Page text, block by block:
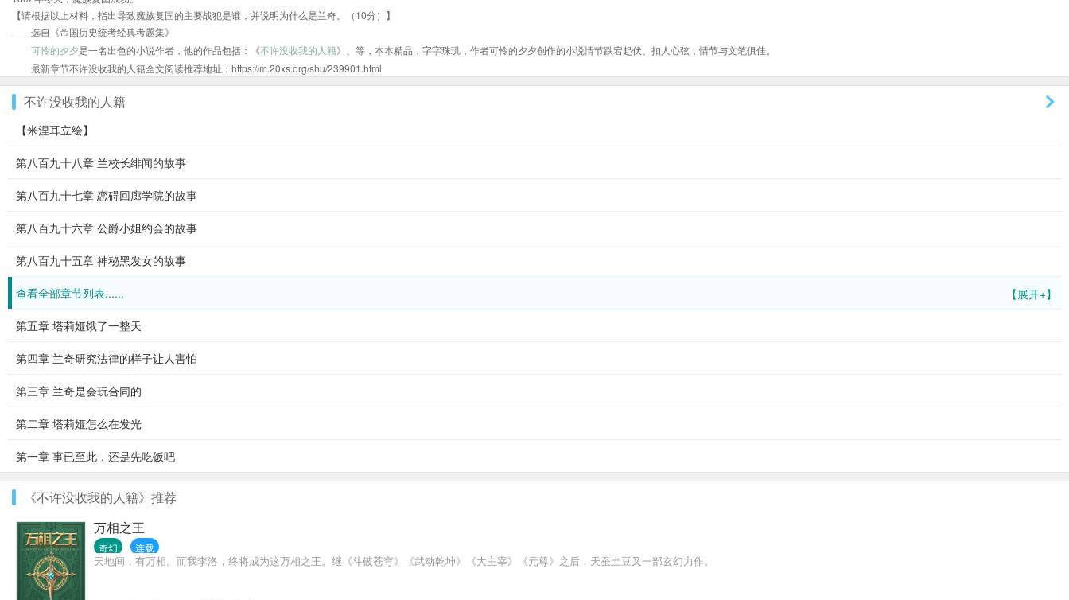
【请根据以上材料，指出导致魔族复国的主要战犯是谁，并说明为什么是兰奇。（10分）】
——选自《帝国历史统考经典考题集》
可怜的夕夕是一名出色的小说作者，他的作品包括：《不许没收我的人籍》、等，本本精品，字字珠玑，作者可怜的夕夕创作的小说情节跌宕起伏、扣人心弦，情节与文笔俱佳。
最新章节不许没收我的人籍全文阅读推荐地址：https://m.20xs.org/shu/239901.html
不许没收我的人籍
【米涅耳立绘】
第八百九十八章 兰校长绯闻的故事
第八百九十七章 恋碍回廊学院的故事
第八百九十六章 公爵小姐约会的故事
第八百九十五章 神秘黑发女的故事
【展开+】
查看全部章节列表......
第五章 塔莉娅饿了一整天
第四章 兰奇研究法律的样子让人害怕
第三章 兰奇是会玩合同的
第二章 塔莉娅怎么在发光
第一章 事已至此，还是先吃饭吧
《不许没收我的人籍》推荐
万相之王
奇幻 连载
天地间，有万相。而我李洛，终将成为这万相之王。继《斗破苍穹》《武动乾坤》《大主宰》《元尊》之后，天蚕土豆又一部玄幻力作。